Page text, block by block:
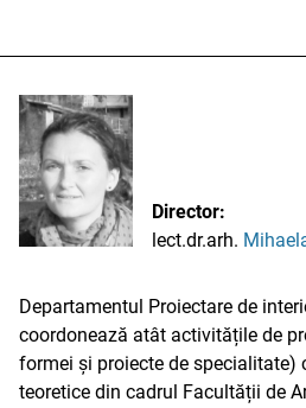
Director:
lect.dr.arh.
Departamentul Proiectare de
coordonează atât activitățile de
formei și proiecte de specialitate)
teoretice din cadrul Facultății de